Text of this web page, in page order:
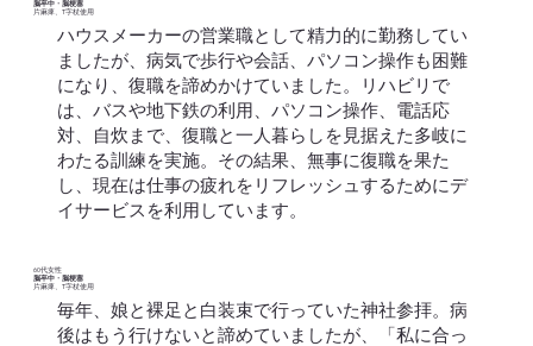
脳卒中・脳梗塞
​片麻痺、T字杖使用
ハウスメーカーの営業職として精力的に勤務してい
ましたが、病気で歩行や会話、パソコン操作も困難
になり、復職を諦めかけていました。リハビリで
は、バスや地下鉄の利用、パソコン操作、電話応
対、自炊まで、復職と一人暮らしを見据えた多岐に
わたる訓練を実施。その結果、無事に復職を果た
し、現在は仕事の疲れをリフレッシュするためにデ
イサービスを利用しています。
60代女性
脳卒中・脳梗塞
​片麻痺、T字杖使用
毎年、娘と裸足と白装束で行っていた神社参拝。病
後はもう行けないと諦めていましたが、「私に合っ